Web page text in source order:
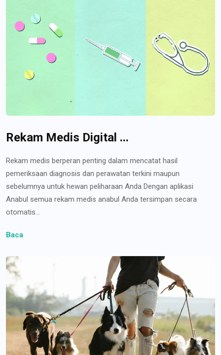
Rekam Medis Digital ...
Rekam medis berperan penting dalam mencatat hasil
pemeriksaan diagnosis dan perawatan terkini maupun
sebelumnya untuk hewan peliharaan Anda Dengan aplikasi
Anabul semua rekam medis anabul Anda tersimpan secara
otomatis...
Baca